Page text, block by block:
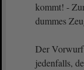
kommt! -
dummes
Der Vorwurf
jedenfalls,